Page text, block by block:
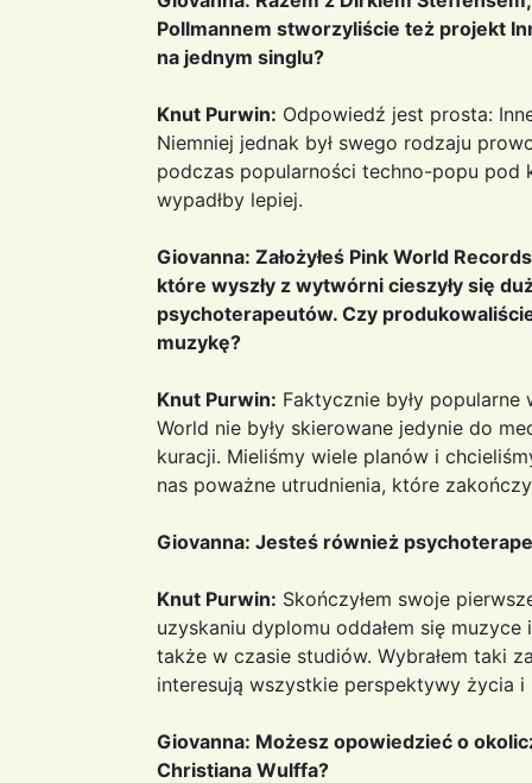
Pollmannem stworzyliście też projekt
na jednym singlu?
Knut Purwin: Odpowiedź jest prosta:
Niemniej jednak był swego rodzaju
podczas popularności techno-popu
wypadłby lepiej.
Giovanna: Założyłeś Pink World
które wyszły z wytwórni cieszyły się
psychoterapeutów. Czy
muzykę?
Knut Purwin: Faktycznie były
World nie były skierowane jedynie do
kuracji. Mieliśmy wiele planów i
nas poważne utrudnienia, które
Giovanna: Jesteś również
Knut Purwin: Skończyłem swoje
uzyskaniu dyplomu oddałem się
także w czasie studiów. Wybrałem taki
interesują wszystkie perspektywy życia i
Giovanna: Możesz opowiedzieć o
Christiana Wulffa?